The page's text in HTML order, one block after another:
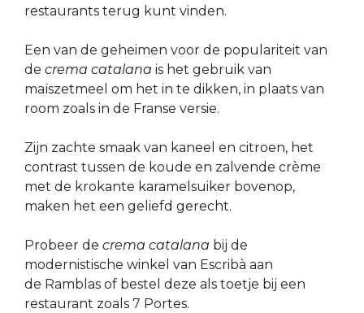
restaurants terug kunt vinden.
Een van de geheimen voor de populariteit van
de crema catalana is het gebruik van
maïszetmeel om het in te dikken, in plaats van
room zoals in de Franse versie.
Zijn zachte smaak van kaneel en citroen, het
contrast tussen de koude en zalvende crème
met de krokante karamelsuiker bovenop,
maken het een geliefd gerecht.
Probeer de crema catalana bij de
modernistische winkel van Escribà aan
de Ramblas of bestel deze als toetje bij een
restaurant zoals 7 Portes.